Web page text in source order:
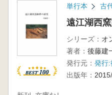
単行本 古
遠江湖西
シリーズ： オ
著者： 後藤
発行元： 発行
出版年：